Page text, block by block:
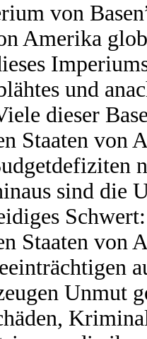
von
Amerika
und
dieser
Staaten von
sind die
Staaten von
Unmut